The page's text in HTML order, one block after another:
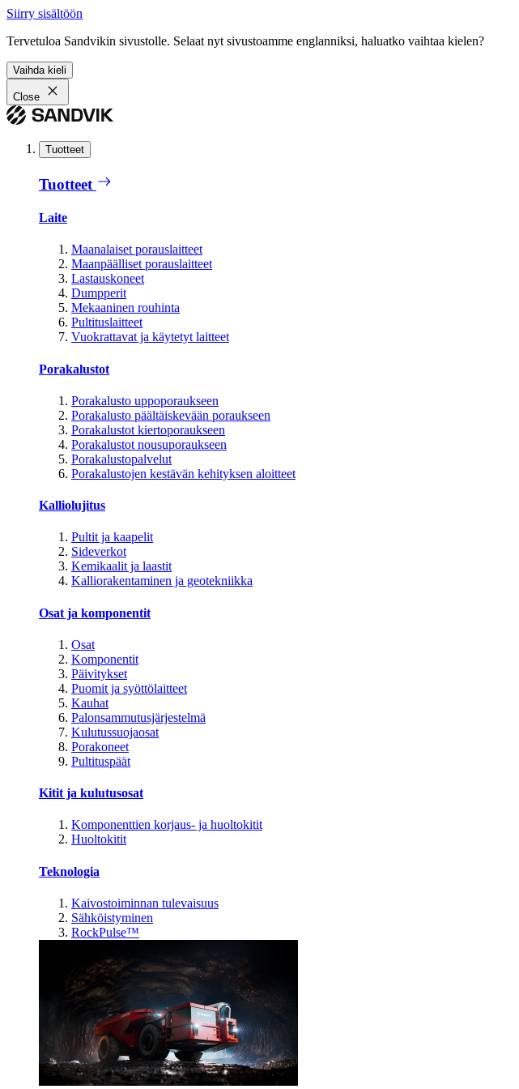
Siirry sisältöön
Tervetuloa Sandvikin sivustolle. Selaat nyt sivustoamme englanniksi, haluatko vaihtaa kielen?
Vaihda kieli
Close
Tuotteet
Tuotteet
Laite
Maanalaiset porauslaitteet
Maanpäälliset porauslaitteet
Lastauskoneet
Dumpperit
Mekaaninen rouhinta
Pultituslaitteet
Vuokrattavat ja käytetyt laitteet
Porakalustot
Porakalusto uppoporaukseen
Porakalusto päältäiskevään poraukseen
Porakalustot kiertoporaukseen
Porakalustot nousuporaukseen
Porakalustopalvelut
Porakalustojen kestävän kehityksen aloitteet
Kalliolujitus
Pultit ja kaapelit
Sideverkot
Kemikaalit ja laastit
Kalliorakentaminen ja geotekniikka
Osat ja komponentit
Osat
Komponentit
Päivitykset
Puomit ja syöttölaitteet
Kauhat
Palonsammutusjärjestelmä
Kulutussuojaosat
Porakoneet
Pultituspäät
Kitit ja kulutusosat
Komponenttien korjaus- ja huoltokitit
Huoltokitit
Teknologia
Kaivostoiminnan tulevaisuus
Sähköistyminen
RockPulse™